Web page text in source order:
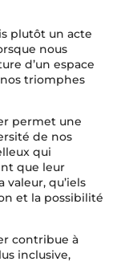
plutôt un acte
nous
d’un espace
triomphes
permet une
de nos
qui
que leur
valeur, qu’iels
et la possibilité
contribue à
inclusive,